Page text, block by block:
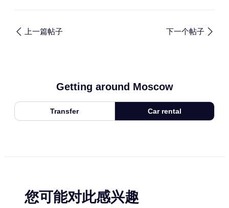
上一篇帖子 下一个帖子
Getting around Moscow
Transfer Car rental
您可能对此感兴趣